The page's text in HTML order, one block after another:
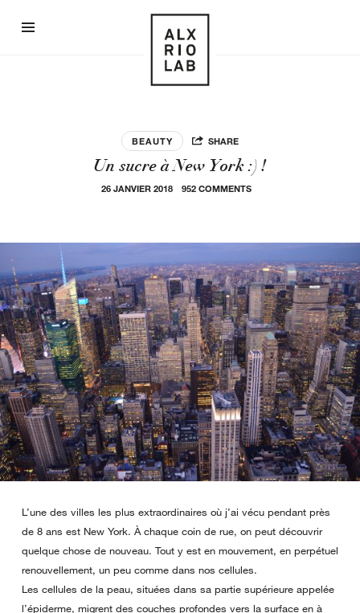
Alex
Rio
Lab
BEAUTY SHARE
Un sucre à New York :) !
26 JANVIER 2018 952 COMMENTS
L’une des villes les plus extraordinaires où j’ai vécu pendant près
de 8 ans est New York. À chaque coin de rue, on peut découvrir
quelque chose de nouveau. Tout y est en mouvement, en perpétuel
renouvellement, un peu comme dans nos cellules.
Les cellules de la peau, situées dans sa partie supérieure appelée
l’épiderme, migrent des couches profondes vers la surface en à